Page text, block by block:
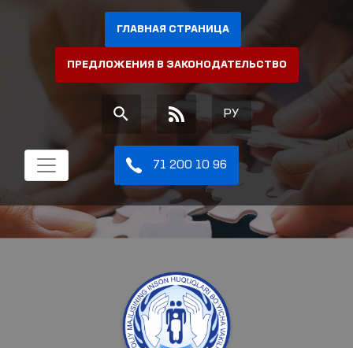
ГЛАВНАЯ СТРАНИЦА
ПРЕДЛОЖЕНИЯ В ЗАКОНОДАТЕЛЬСТВО
РУ
71 200 10 96